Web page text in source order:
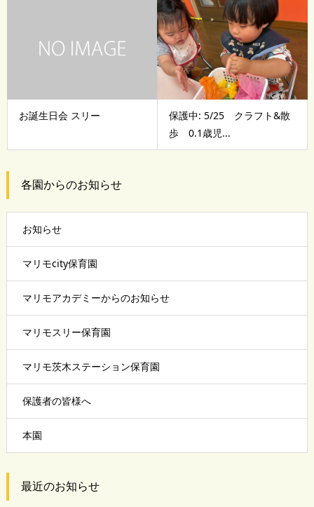
お誕生日会 スリー
保護中: 5/25 クラフト&散
歩 0.1歳児...
各園からのお知らせ
お知らせ
マリモcity保育園
マリモアカデミーからのお知らせ
マリモスリー保育園
マリモ茨木ステーション保育園
保護者の皆様へ
本園
最近のお知らせ